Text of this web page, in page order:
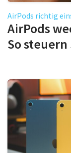
AirPods richtig
AirPods
So